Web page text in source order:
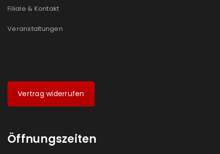
Filiale & Kontakt
Veranstaltungen
Vertrag widerrufen
Öffnungszeiten